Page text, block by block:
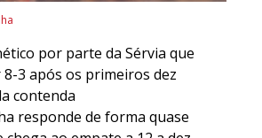
por parte da Sérvia que
3 após os primeiros dez
contenda
responde de forma quase